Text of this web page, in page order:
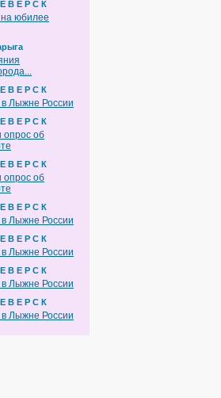
В Е Р С К
на юбилее
В Е Р С К
в Лыжне России
В Е Р С К
опрос об
В Е Р С К
опрос об
В Е Р С К
в Лыжне России
В Е Р С К
в Лыжне России
В Е Р С К
в Лыжне России
В Е Р С К
в Лыжне России